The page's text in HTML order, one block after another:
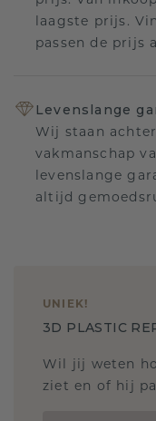
laagste prijs.
passen de prijs
Levenslange
Wij staan
vakmanschap
levenslange
altijd
UNIEK!
3D PLASTIC
Wil jij weten
ziet en of hij